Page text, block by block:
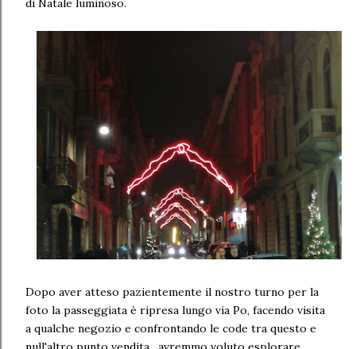
di Natale luminoso.
Dopo aver atteso pazientemente il nostro turno per la
foto la passeggiata è ripresa lungo via Po, facendo visita
a qualche negozio e confrontando le code tra questo e